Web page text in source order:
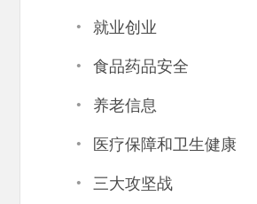
· 就业创业
· 食品药品安全
· 养老信息
· 医疗保障和卫生健康
· 三大攻坚战